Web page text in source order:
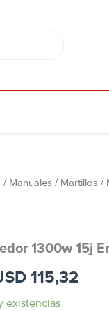
/ Manuales / Martillos /
1300w 15j
USD 128,13.
115,32
El
existencias